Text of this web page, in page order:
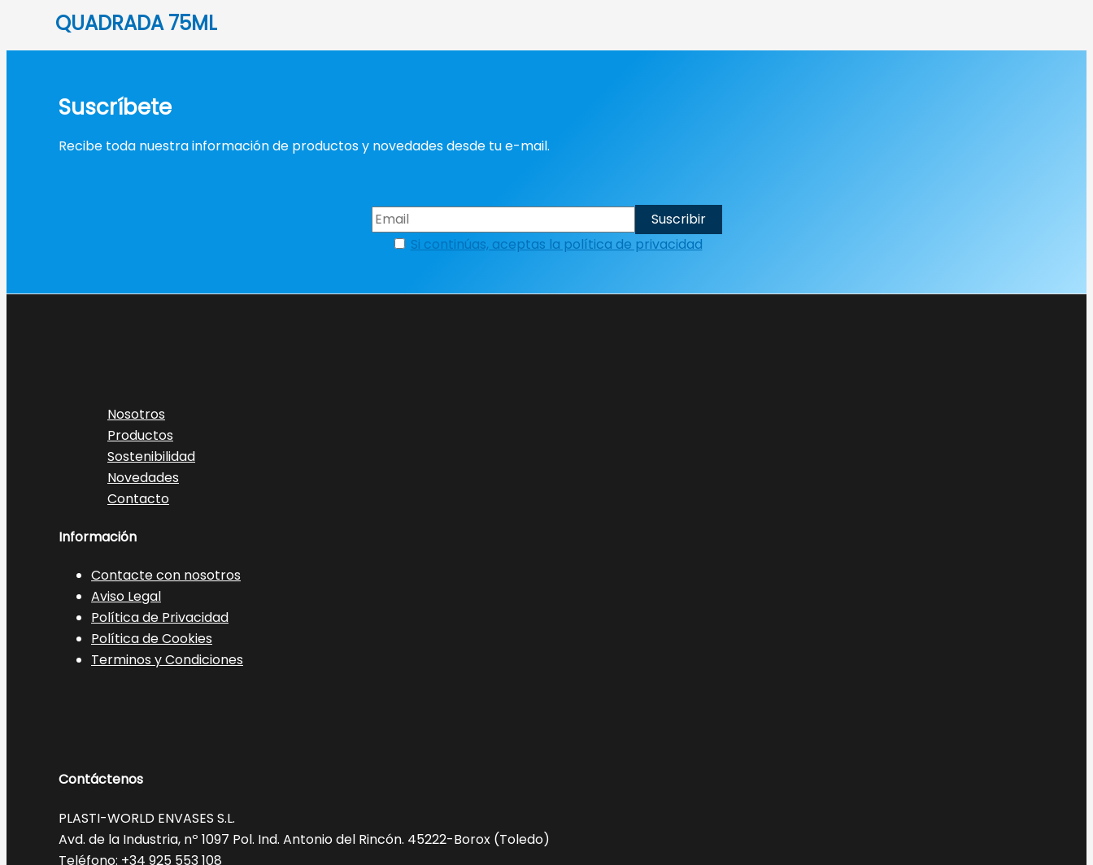
QUADRADA 75ML
Suscríbete
Recibe toda nuestra información de productos y novedades desde tu e-mail.
Si continúas, aceptas la política de privacidad
Nosotros
Productos
Sostenibilidad
Novedades
Contacto
Información
Contacte con nosotros
Aviso Legal
Política de Privacidad
Política de Cookies
Terminos y Condiciones
Contáctenos
PLASTI-WORLD ENVASES S.L.
Avd. de la Industria, nº 1097 Pol. Ind. Antonio del Rincón. 45222-Borox (Toledo)
Teléfono: +34 925 553 108